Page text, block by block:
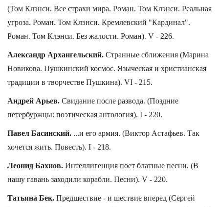
(Том Клэнси. Все страхи мира. Роман. Том Клэнси. Реальная
угроза. Роман. Том Клэнси. Кремлевский "Кардинал".
Роман. Том Клэнси. Без жалости. Роман). V - 226.
Александр Архангельский. Странные сближения (Марина
Новикова. Пушкинский космос. Языческая и христианская
традиции в творчестве Пушкина). VI - 215.
Андрей Арьев. Свидание после развода. (Поздние
петербуржцы: поэтическая антология). I - 220.
Павел Басинский. ...и его армия. (Виктор Астафьев. Так
хочется жить. Повесть). I - 218.
Леонид Бахнов. Интеллигенция поет блатные песни. (В
нашу гавань заходили корабли. Песни). V - 220.
Татьяна Бек. Предшествие - и шествие вперед (Сергей